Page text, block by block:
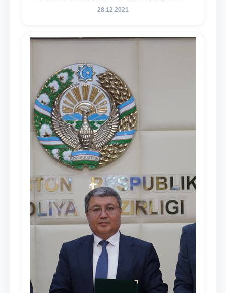
belgilangan vazifalar mazmun-mohiyatini
dayjesti
28.12.2021